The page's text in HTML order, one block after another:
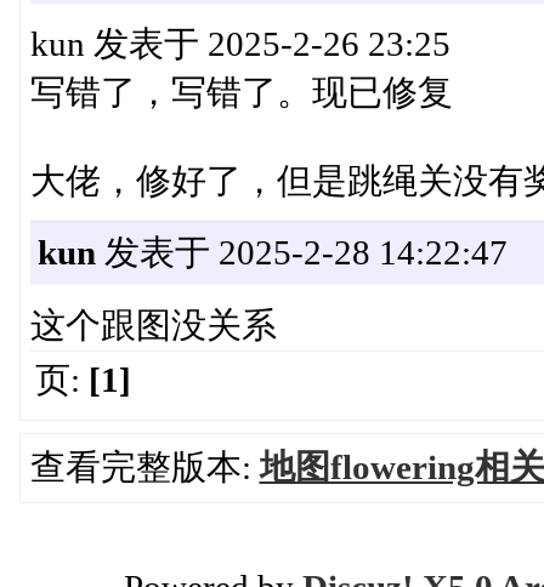
kun 发表于 2025-2-26 23:25
写错了，写错了。现已修复
大佬，修好了，但是跳绳关没有
kun 发表于 2025-2-28 14:22:47
这个跟图没关系
页: [1]
查看完整版本:地图flowering相